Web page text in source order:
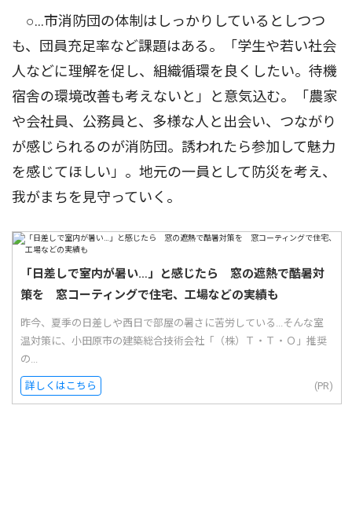
○…市消防団の体制はしっかりしているとしつつ
も、団員充足率など課題はある。「学生や若い社会
人などに理解を促し、組織循環を良くしたい。待機
宿舎の環境改善も考えないと」と意気込む。「農家
や会社員、公務員と、多様な人と出会い、つながり
が感じられるのが消防団。誘われたら参加して魅力
を感じてほしい」。地元の一員として防災を考え、
我がまちを見守っていく。
「日差しで室内が暑い…」と感じたら 窓の遮熱で酷暑対
策を 窓コーティングで住宅、工場などの実績も
昨今、夏季の日差しや西日で部屋の暑さに苦労している...そんな室
温対策に、小田原市の建築総合技術会社「（株）Ｔ・Ｔ・Ｏ」推奨
の...
詳しくはこちら (PR)